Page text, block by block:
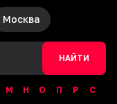
Москва
НАЙТИ
М Н О П Р
С